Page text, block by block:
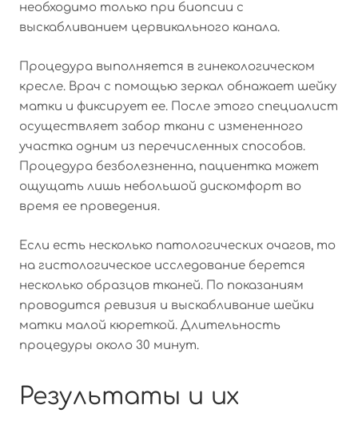
необходимо только при биопсии с
выскабливанием цервикального канала.
Процедура выполняется в гинекологическом
кресле. Врач с помощью зеркал обнажает шейку
матки и фиксирует ее. После этого специалист
осуществляет забор ткани с измененного
участка одним из перечисленных способов.
Процедура безболезненна, пациентка может
ощущать лишь небольшой дискомфорт во
время ее проведения.
Если есть несколько патологических очагов, то
на гистологическое исследование берется
несколько образцов тканей. По показаниям
проводится ревизия и выскабливание шейки
матки малой кюреткой. Длительность
процедуры около 30 минут.
Результаты и их